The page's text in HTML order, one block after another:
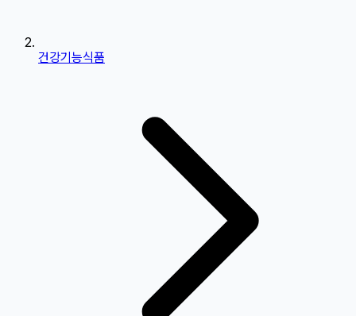
건강기능식품